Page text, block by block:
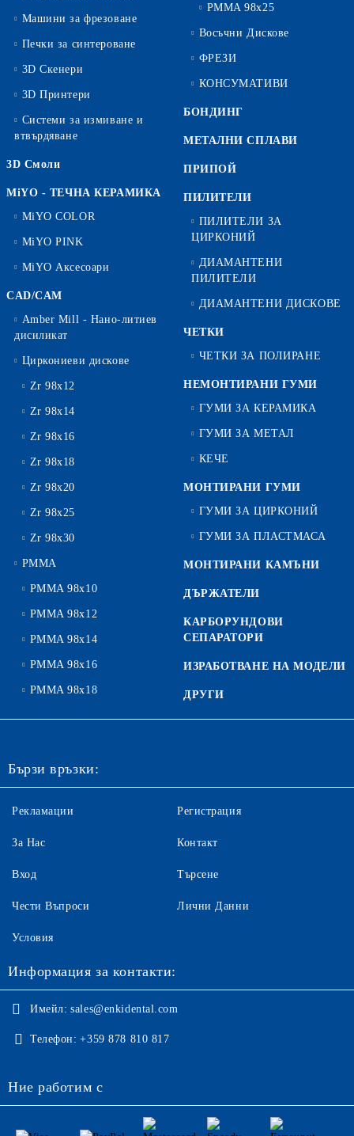
Машини за фрезоване
Печки за синтероване
3D Скенери
3D Принтери
Системи за измиване и
втвърдяване
3D Смоли
MiYO - ТЕЧНА КЕРАМИКА
MiYO COLOR
MiYO PINK
MiYO Аксесоари
CAD/CAM
Amber Mill - Нано-литиев
дисиликат
Циркониеви дискове
Zr 98x12
Zr 98x14
Zr 98x16
Zr 98x18
Zr 98x20
Zr 98x25
Zr 98x30
PMMA
PMMA 98x10
PMMA 98x12
PMMA 98x14
PMMA 98x16
PMMA 98x18
PMMA 98x25
Восъчни Дискове
ФРЕЗИ
КОНСУМАТИВИ
БОНДИНГ
МЕТАЛНИ СПЛАВИ
ПРИПОЙ
ПИЛИТЕЛИ
ПИЛИТЕЛИ ЗА
ЦИРКОНИЙ
ДИАМАНТЕНИ
ПИЛИТЕЛИ
ДИАМАНТЕНИ ДИСКОВЕ
ЧЕТКИ
ЧЕТКИ ЗА ПОЛИРАНЕ
НЕМОНТИРАНИ ГУМИ
ГУМИ ЗА КЕРАМИКА
ГУМИ ЗА МЕТАЛ
КЕЧЕ
МОНТИРАНИ ГУМИ
ГУМИ ЗА ЦИРКОНИЙ
ГУМИ ЗА ПЛАСТМАСА
МОНТИРАНИ КАМЪНИ
ДЪРЖАТЕЛИ
КАРБОРУНДОВИ
СЕПАРАТОРИ
ИЗРАБОТВАНЕ НА МОДЕЛИ
ДРУГИ
Бързи връзки:
Рекламации
За Нас
Вход
Чести Въпроси
Регистрация
Контакт
Търсене
Лични Данни
Условия
Информация за контакти:
Имейл: sales@enkidental.com
Телефон: +359 878 810 817
Ние работим с